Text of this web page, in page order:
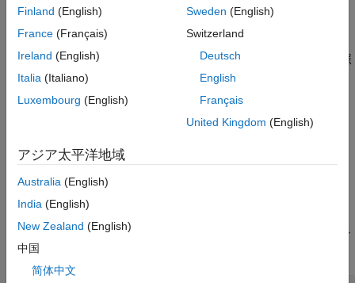
詳細については、
プロセッサを参照してください。
コマンド ラインと
type-definition
を使用します。コマンド ライン情報
を参照
してください。
このオプションを使用する理由
型の変数を基本整数型の定数として表しま
す。このオプションを使用して、コンパイラをエミュレートでき
るようにします。
コンパイラ設定をチェックするには、次を行います。
通常使用するコンパイラ設定を使用して、次のコードをコン
Finland (English)
France (Français)
Ireland (English)
Italia (Italiano)
Luxembourg (English)
Sweden (English)
Switzerland
Deutsch
English
Français
United Kingdom (English)
アジア太平洋地域
Australia (English)
India (English)
New Zealand (English)
中国
简体中文